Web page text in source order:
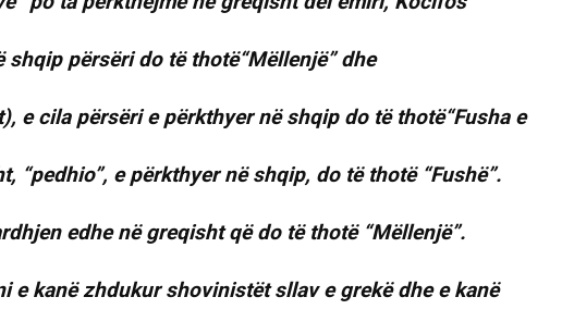
shqip përsëri do të thotë“Mëllenjë” dhe
e cila përsëri e përkthyer në shqip do të thotë“Fusha e
“pedhio”, e përkthyer në shqip, do të thotë “Fushë”.
edhe në greqisht që do të thotë “Mëllenjë”.
e kanë zhdukur shovinistët sllav e grekë dhe e kanë